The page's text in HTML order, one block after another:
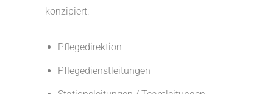
konzipiert:
Pflegedirektion
Pflegedienstleitungen